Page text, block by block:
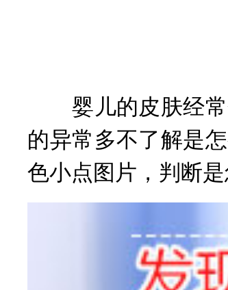
婴儿的皮肤经常
的异常多不了解是
色小点图片，判断